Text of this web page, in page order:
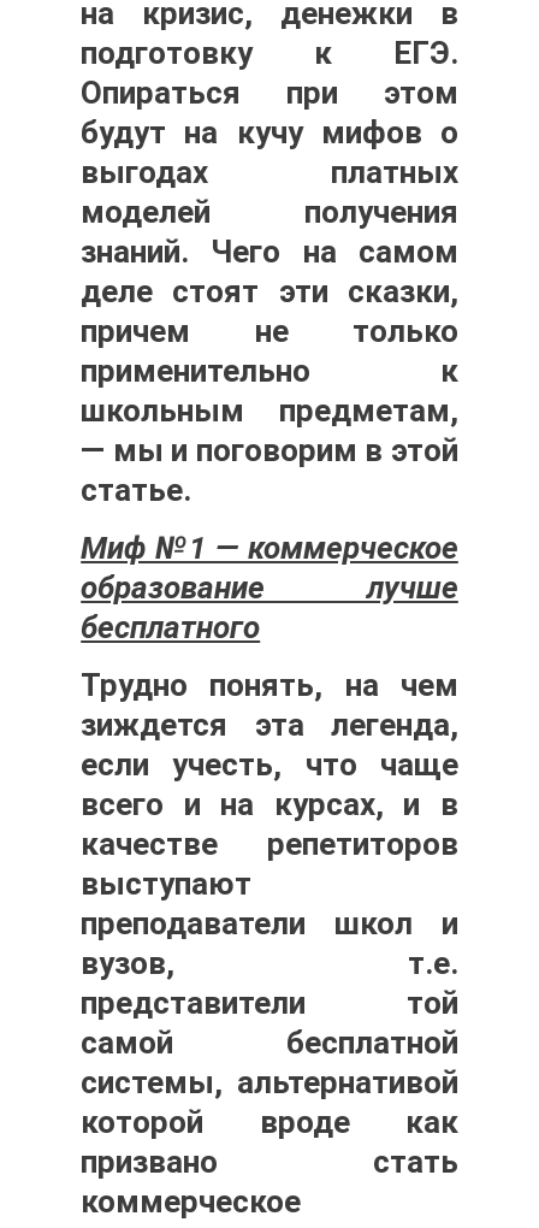
на кризис, денежки в
подготовку к ЕГЭ.
Опираться при этом
будут на кучу мифов о
выгодах платных
моделей получения
знаний. Чего на самом
деле стоят эти сказки,
причем не только
применительно к
школьным предметам,
— мы и поговорим в этой
статье.
Миф №1 — коммерческое
образование лучше
бесплатного
Трудно понять, на чем
зиждется эта легенда,
если учесть, что чаще
всего и на курсах, и в
качестве репетиторов
выступают
преподаватели школ и
вузов, т.е.
представители той
самой бесплатной
системы, альтернативой
которой вроде как
призвано стать
коммерческое